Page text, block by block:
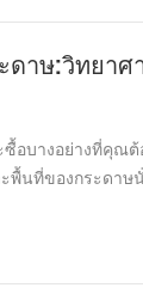
ดาษ:วิทยา
บางอย่างที่คุณต้
พื้นที่ของกระดาษ